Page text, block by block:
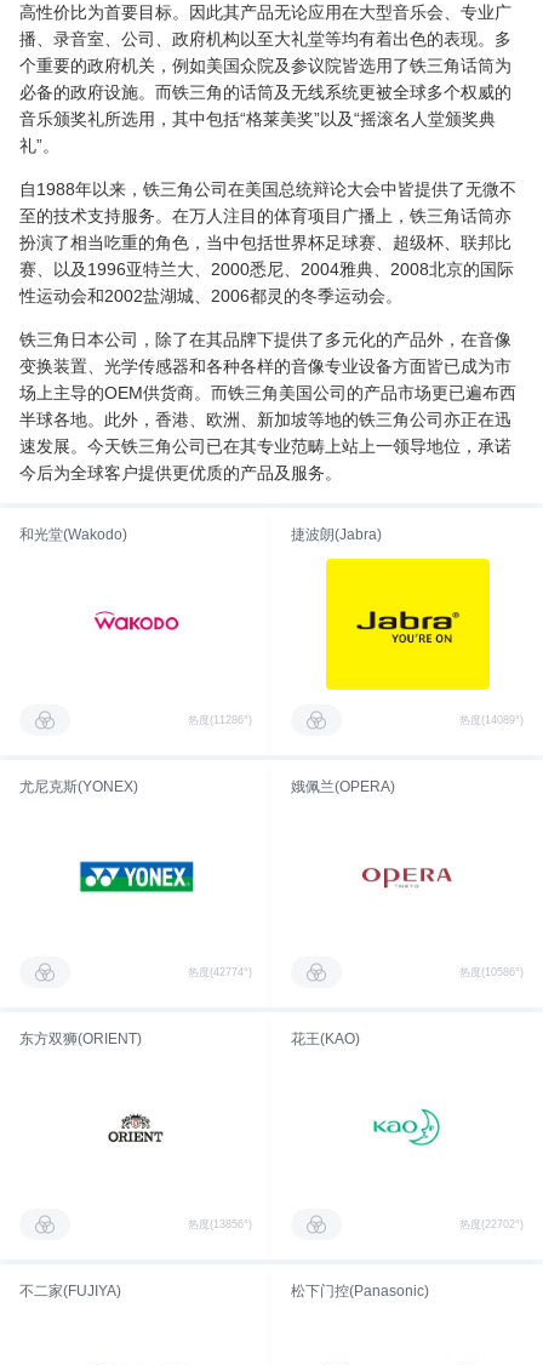
高性价比为首要目标。因此其产品无论应用在大型音乐会、专业广
播、录音室、公司、政府机构以至大礼堂等均有着出色的表现。多
个重要的政府机关，例如美国众院及参议院皆选用了铁三角话筒为
必备的政府设施。而铁三角的话筒及无线系统更被全球多个权威的
音乐颁奖礼所选用，其中包括“格莱美奖”以及“摇滚名人堂颁奖典
礼”。
自1988年以来，铁三角公司在美国总统辩论大会中皆提供了无微不
至的技术支持服务。在万人注目的体育项目广播上，铁三角话筒亦
扮演了相当吃重的角色，当中包括世界杯足球赛、超级杯、联邦比
赛、以及1996亚特兰大、2000悉尼、2004雅典、2008北京的国际
性运动会和2002盐湖城、2006都灵的冬季运动会。
铁三角日本公司，除了在其品牌下提供了多元化的产品外，在音像
变换装置、光学传感器和各种各样的音像专业设备方面皆已成为市
场上主导的OEM供货商。而铁三角美国公司的产品市场更已遍布西
半球各地。此外，香港、欧洲、新加坡等地的铁三角公司亦正在迅
速发展。今天铁三角公司已在其专业范畴上站上一领导地位，承诺
今后为全球客户提供更优质的产品及服务。
和光堂(Wakodo)
热度(11286°)
捷波朗(Jabra)
热度(14089°)
尤尼克斯(YONEX)
热度(42774°)
娥佩兰(OPERA)
热度(10586°)
东方双狮(ORIENT)
热度(13856°)
花王(KAO)
热度(22702°)
不二家(FUJIYA) 松下门控(Panasonic)